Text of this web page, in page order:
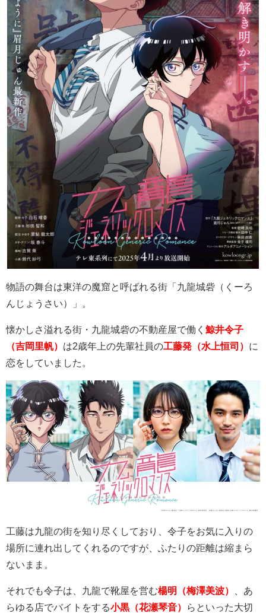
物語の舞台は東洋の魔窟と呼ばれる街「九龍城砦（くーろ
んじょうさい）」。
懐かしさ溢れる街・九龍城砦の不動産屋で働く 鯨井令子
（吉岡里帆） は2歳年上の先輩社員の工藤発（水上恒司） に
恋をしていました。
工藤は九龍の街を知り尽くしており、令子をお気に入りの
場所に連れ出してくれるのですが、ふたりの距離は縮まら
ないまま。
それでも令子は、九龍で靴屋を営む楊明（梅澤美波）
、あ
らゆる店でバイトをする小黒（花瀬琴音）
らといった大切